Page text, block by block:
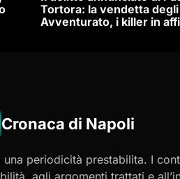
Tortora: la vendetta degli
Avventurato, i killer in
Cronaca di Napoli
periodicità prestabilita. I
agli argomenti trattati e